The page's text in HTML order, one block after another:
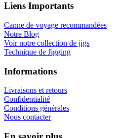
Liens Importants
Canne de voyage recommandées
Notre Blog
Voir notre collection de jigs
Technique de Jigging
Informations
Livraisons et retours
Confidentialité
Conditions générales
Nous contacter